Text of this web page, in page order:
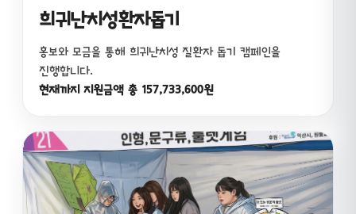
희귀난치성환자돕기
홍보와 모금을 통해 희귀난치성 질환자 돕기 캠페인을
진행합니다.
현재까지 지원금액 총 157,733,600원